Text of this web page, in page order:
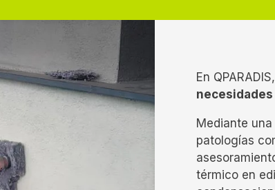
En
Mediante
patologías
térmico en